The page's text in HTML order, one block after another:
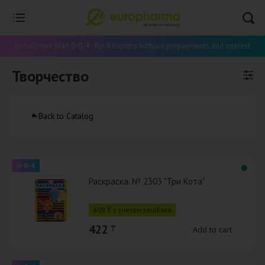
Installment plan 0-0-4 - for 4 months without prepayments and interest
Творчество
Back to Catalog
0-0-4
Раскраска. № 2303 "Три Кота"
409 ₸ с учётом кешбэка
422 ₸ Add to cart